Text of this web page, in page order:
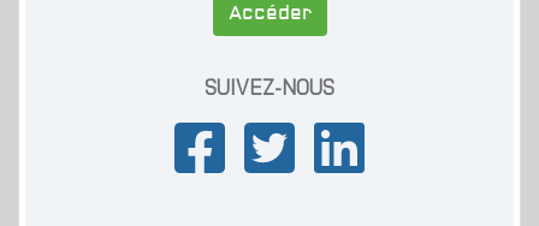
Accéder
SUIVEZ-NOUS